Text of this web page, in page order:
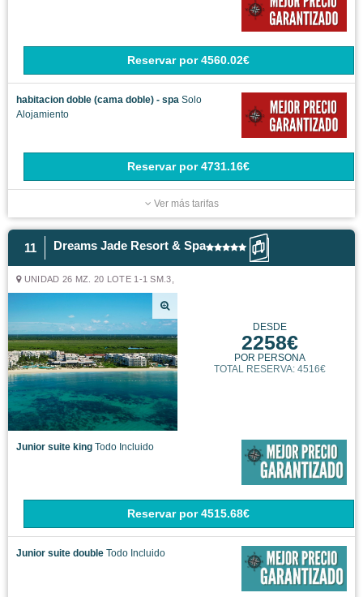
Reservar por 4560.02€
habitacion doble (cama doble) - spa Solo
Alojamiento
Reservar por 4731.16€
Ver más tarifas
11 Dreams Jade Resort & Spa
UNIDAD 26 MZ. 20 LOTE 1-1 SM.3,
DESDE
2258€
POR PERSONA
TOTAL RESERVA: 4516€
Junior suite king Todo Incluido
Reservar por 4515.68€
Junior suite double Todo Incluido